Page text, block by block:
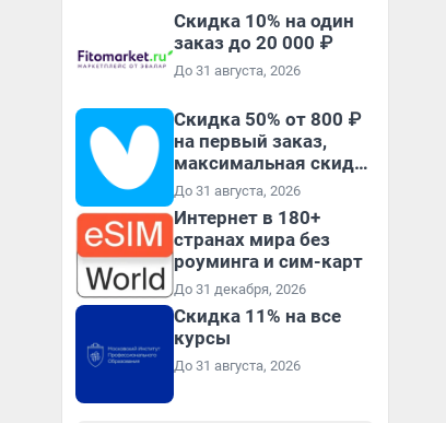
Скидка 10% на один
заказ до 20 000 ₽
До 31 августа, 2026
Скидка 50% от 800 ₽
на первый заказ,
максимальная скидка
600 ₽
До 31 августа, 2026
Интернет в 180+
странах мира без
роуминга и сим-карт
До 31 декабря, 2026
Скидка 11% на все
курсы
До 31 августа, 2026